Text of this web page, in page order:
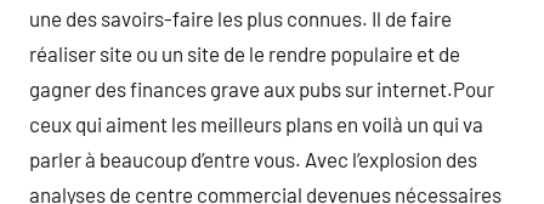
une des savoirs-faire les plus connues. Il de faire
réaliser site ou un site de le rendre populaire et de
gagner des finances grave aux pubs sur internet.Pour
ceux qui aiment les meilleurs plans en voilà un qui va
parler à beaucoup d’entre vous. ​Avec l’explosion des
analyses de centre commercial devenues nécessaires